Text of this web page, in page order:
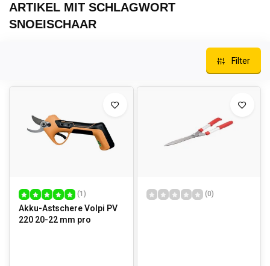
ARTIKEL MIT SCHLAGWORT
SNOEISCHAAR
Filter
(1)
Akku-Astschere Volpi PV
220 20-22 mm pro
(0)